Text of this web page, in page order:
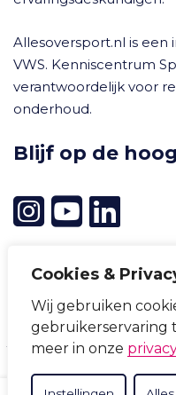
Cookies &
Wij gebruiken
gebruikerservaring
meer in onze
Allesoversport.nl is een
VWS. Kenniscentrum
verantwoordelijk voor
onderhoud.
Blijf op de
Privacyverklaring
Toegankelijkheid